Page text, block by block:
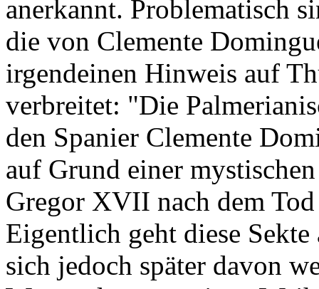
anerkannt. Problematisch
die von Clemente
irgendeinen Hinweis auf
verbreitet: "Die
den Spanier Clemente
auf Grund einer
Gregor XVII nach dem
Eigentlich geht diese
sich jedoch später davon